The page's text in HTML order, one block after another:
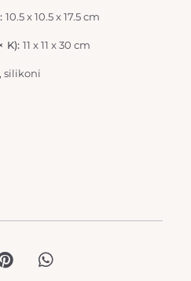
10.5 x 10.5 x 17.5 cm
K): 11 x 11 x 30 cm
silikoni